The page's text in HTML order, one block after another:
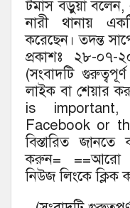
টমাস বড়ুয়া বলেন,
নারী থানায়
করেছেন। তদন্ত
প্রকাশঃ ২৮-০৭-
(সংবাদটি
লাইক বা শেয়ার
is
Facebook or
বিস্তারিত জানতে
করুন= ==আরো
নিউজ লিংকে ক্লিক